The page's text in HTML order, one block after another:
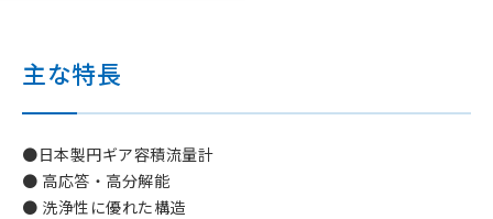
主な特長
●日本製円ギア容積流量計
● 高応答・高分解能
● 洗浄性に優れた構造